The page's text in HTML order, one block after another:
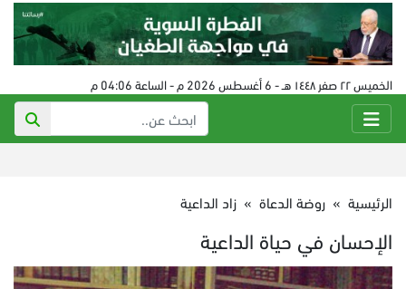
الخميس ٢٢ صفر ١٤٤٨ هـ - 6 أغسطس 2026 م - الساعة 04:06 م
الرئيسية » روضة الدعاة » زاد الداعية
الإحسان في حياة الداعية